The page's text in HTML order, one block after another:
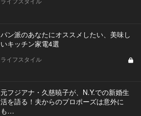
パン派のあなたにオススメしたい、美味し
いキッチン家電4選
ライフスタイル
元フジアナ・久慈暁子が、N.Y.での新婚生
活を語る！夫からのプロポーズは意外に
も…